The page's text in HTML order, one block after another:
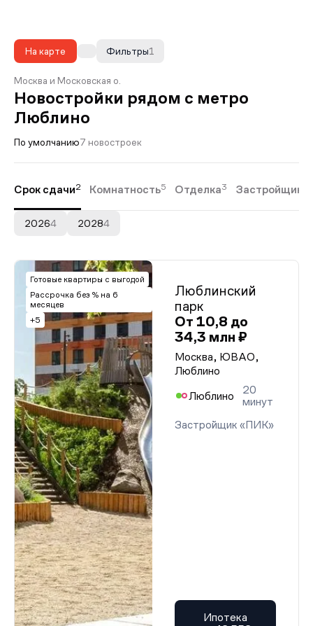
На карте 1
Фильтры
Москва и Московская о.
Новостройки рядом с метро
Люблино
По умолчанию7 новостроек
Срок сдачи2 Комнатность5 Отделка3 Застройщики
20264 20284
Готовые квартиры с выгодой
Рассрочка без % на 6
месяцев
+5
Люблинский
парк
От 10,8 до
34,3 млн ₽
Москва, ЮВАО,
Люблино
Люблино
20
минут
Застройщик «ПИК»
Ипотека